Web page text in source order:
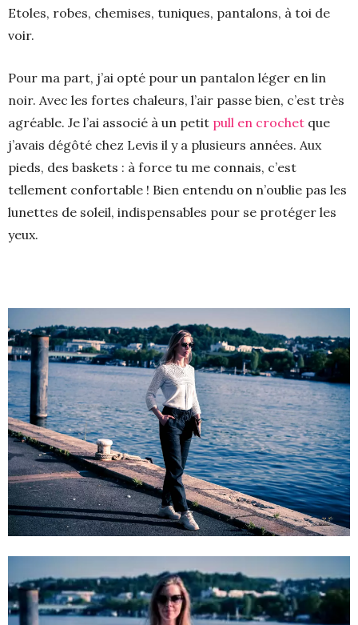
Etoles, robes, chemises, tuniques, pantalons, à toi de
voir.
Pour ma part, j’ai opté pour un pantalon léger en lin
noir. Avec les fortes chaleurs, l’air passe bien, c’est très
agréable. Je l’ai associé à un petit pull en crochet que
j’avais dégôté chez Levis il y a plusieurs années. Aux
pieds, des baskets : à force tu me connais, c’est
tellement confortable ! Bien entendu on n’oublie pas les
lunettes de soleil, indispensables pour se protéger les
yeux.